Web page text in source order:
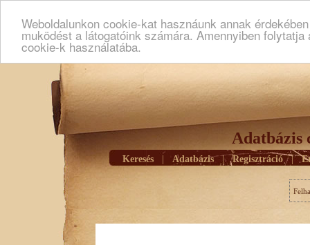
Weboldalunkon cookie-kat hasznáunk annak
muködést a látogatóink számára. Amennyiben
cookie-k használatába.
Adatbázis
Keresés Adatbázis | Regisztráció |